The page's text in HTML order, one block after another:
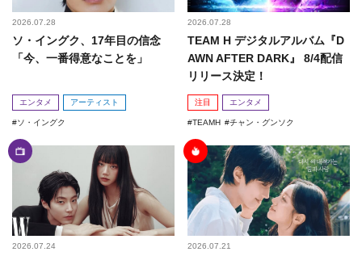
2026.07.28
ソ・イングク、17年目の信念
「今、一番得意なことを」
エンタメ アーティスト
ソ・イングク
2026.07.28
TEAM H デジタルアルバム『D
AWN AFTER DARK』 8/4配信
リリース決定！
注目 エンタメ
TEAMH チャン・グンソク
2026.07.24 2026.07.21